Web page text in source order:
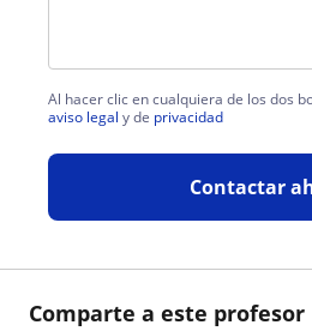
Comparte a este profesor
Al hacer clic en cualquiera de los dos
aviso legal y de privacidad
Contactar